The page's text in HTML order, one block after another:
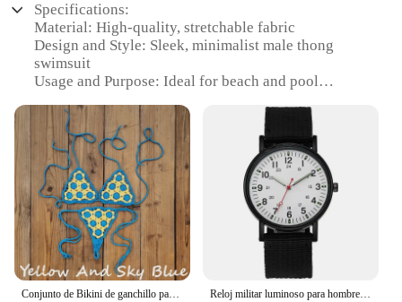
Specifications:
Material: High-quality, stretchable fabric
Design and Style: Sleek, minimalist male thong
swimsuit
Usage and Purpose: Ideal for beach and pool
Shape and Size: Tailored to fit a variety of body
types
Performance and Property: Quick-drying,
comfortable wear
Parts and Accessories: Available in sets for a
coordinated look
Features:
**Comfort Meets Style**
The male thong swimsuit is not just a piece of
clothing; it's a statement of confidence and style.
Conjunto de Bikini de ganchillo para playa, microtraje de baño de algodón, Tanga G Reloj militar luminoso para hombre, pulsera de cuarzo, resistente a los golpes, diseño de lujo